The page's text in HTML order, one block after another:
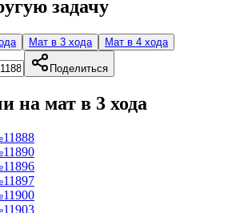
задачу
Мат в 3 хода Мат в 4 хода
Поделиться
на мат в 3 хода